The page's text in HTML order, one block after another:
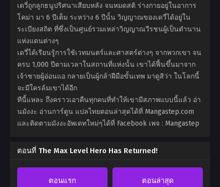
เดวี่ถูกลูกธนูปริศนาเสียบหลัง จนหมดสติ ร่างกายอยู่ในอาการ
โคม่า มา 6 ปีเต็ม ระหว่าง 6 ปีนั้น วิญญาณของเดวี่ได้อยู่ใน
ระเบียงสถิต ที่ซึ่งเป็นศูนย์รวมเหล่าวิญญาณวีรชนผู้เป็นตำนาน
แห่งแดนต่างๆ
เดวี่ได้เรียนรู้การใช้เวทมนตร์และศาสตร์ต่างๆ จากพวกเขา จน
ครบ 1,000 ปีตามเวลาในสถานที่แห่งนั้น เขาได้ฟื้นขึ้นมาจาก
เจ้าชายผู้อ่อนแอ กลายเป็นผู้กล้าฝีมือขั้นเทพ มาดูสิว่า ในโลกนี้
จะมีใครล้มเขาได้อีก
ทีนี้แหละ ถึงคราวเอาคืนทุกคนที่ทำให้เขามีสภาพแบบนี้แล้ว อ่า
นมังงะ อ่านการ์ตูน แปลไทยตอนล่าสุดได้ที่ Mangastep.com
และติดตามมังงะอัพเดทใหม่ๆได้ที่ Facebook เพจ : Mangastep
ตอนที่ The Max Level Hero Has Returned!
ตอนแรก ตอนล่าสุด